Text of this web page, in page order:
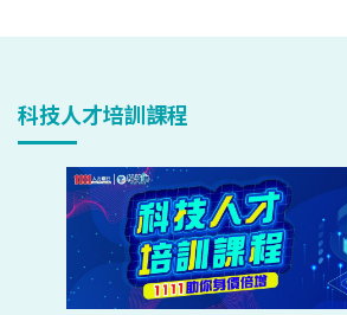
科技人才培訓課程